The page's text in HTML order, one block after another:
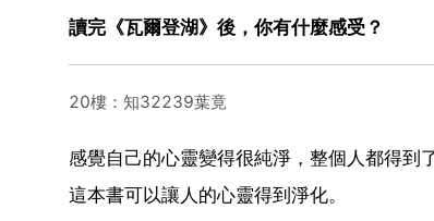
讀完《瓦爾登湖》後，你有什麼感受？
20樓：知32239葉竟
感覺自己的心靈變得很純淨，整個人都得到
這本書可以讓人的心靈得到淨化。